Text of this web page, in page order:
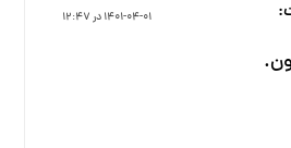
۱۴۰۱-۰۴-۰۱ در ۱۲:۴۷